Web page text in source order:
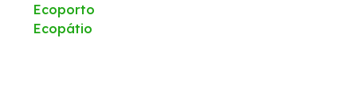
Ecoporto
Ecopátio